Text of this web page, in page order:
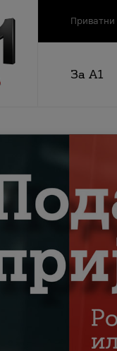
Приватни
За А1